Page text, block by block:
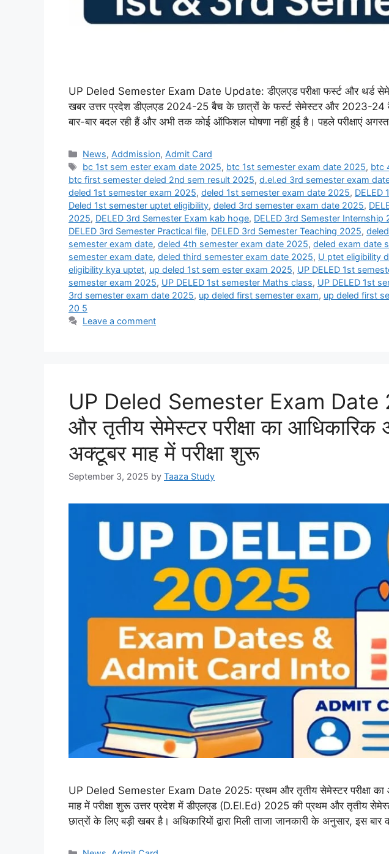
UP Deled Semester Exam Date Update: डीएलएड परीक्षा फर्स्ट और थर्ड
खबर उत्तर प्रदेश डीएलएड 2024-25 बैच के छात्रों के फर्स्ट सेमेस्टर और 2023-24
बार-बार बदल रही हैं और अभी तक कोई ऑफिशल घोषणा नहीं हुई है। पहले परीक्षाएं
Categories
News, Addmission, Admit Card
Tags
bc 1st sem ester exam date 2025, btc 1st semester exam date 2025, btc
btc first semester deled 2nd sem result 2025, d.el.ed 3rd semester exam
deled 1st semester exam 2025, deled 1st semester exam date 2025, DELED
Deled 1st semester uptet eligibility, deled 3rd semester exam date 2025,
2025, DELED 3rd Semester Exam kab hoge, DELED 3rd Semester Internship
DELED 3rd Semester Practical file, DELED 3rd Semester Teaching 2025,
semester exam date, deled 4th semester exam date 2025, deled exam date
semester exam date, deled third semester exam date 2025, U ptet eligibility
eligibility kya uptet, up deled 1st sem ester exam 2025, UP DELED 1st
semester exam 2025, UP DELED 1st semester Maths class, UP DELED 1st
3rd semester exam date 2025, up deled first semester exam, up deled first
20 5
Leave a comment
UP Deled Semester Exam Date
और तृतीय सेमेस्टर परीक्षा का आधिकारिक
अक्टूबर माह में परीक्षा शुरू
September 3, 2025 by Taaza Study
UP Deled Semester Exam Date 2025: प्रथम और तृतीय सेमेस्टर परीक्षा का
माह में परीक्षा शुरू उत्तर प्रदेश में डीएलएड (D.El.Ed) 2025 की प्रथम और तृतीय
छात्रों के लिए बड़ी खबर है। अधिकारियों द्वारा मिली ताजा जानकारी के अनुसार, इस